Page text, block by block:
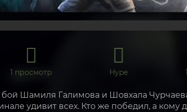
1 просмотр Hype
бой Шамиля Галимова и Шовхала
удивит всех. Кто же победил, а